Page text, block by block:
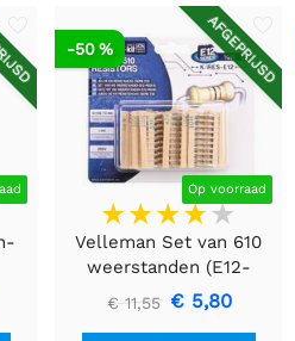
AFGEPRIJSD
Op voorraad
-50 %
Velleman Set van 610
weerstanden (E12-
reeks) - 1/4W - 5%
€ 11,55 € 5,80